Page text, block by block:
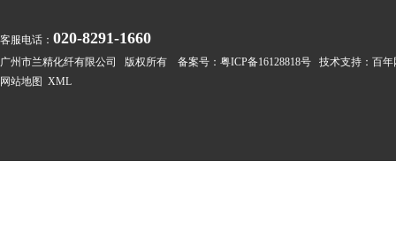
客服电话： 020-8291-1660
广州市兰精化纤有限公司 版权所有 备案号： 粤ICP备16128818号 技术支持： 百年
网站地图 XML